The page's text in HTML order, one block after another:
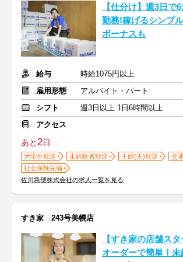
【仕分け】週3日で
勤務!稼げるシンプ
ボーナスも
給与
時給1075円以上
雇用形態
アルバイト・パート
シフト
週3日以上 1日6時間以上
アクセス
あと2日
大学生歓迎 未経験者歓迎 主婦(夫)歓迎
交
社会保険完備
佐川急便株式会社の求人一覧を見る
すき家 243号美幌店
【すき家の店舗ス
オーダーで簡単！